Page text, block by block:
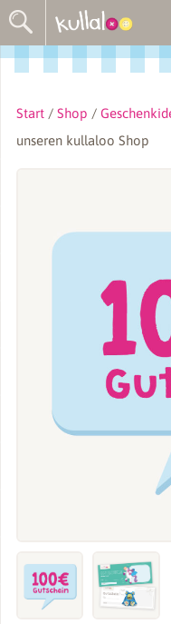
Suchen
nach:
Start/ Shop /
unseren kullaloo Shop